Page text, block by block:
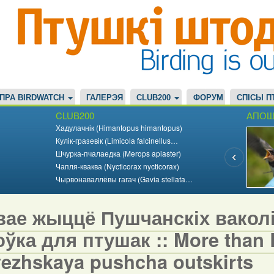
ПРА BIRDWATCH ГАЛЕРЭЯ CLUB200 ФОРУМ СПІСЫ
CLUB200
Хадулачнік (Himantopus himantopus)
Кулік-гразевік (Limicola falcinellus…
Шчурка-пчалаедка (Merops apiaster)
Чапля-кваква (Nycticorax nycticorax)
Чырвонаваллёвы гагач (Gavia stellata…
жыццё Пушчанскіх
для птушак :: More
pushcha outskirts